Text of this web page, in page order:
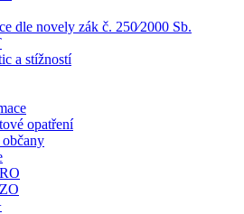
dle novely zák č. 250⁄2000 Sb.
a stížností
opatření